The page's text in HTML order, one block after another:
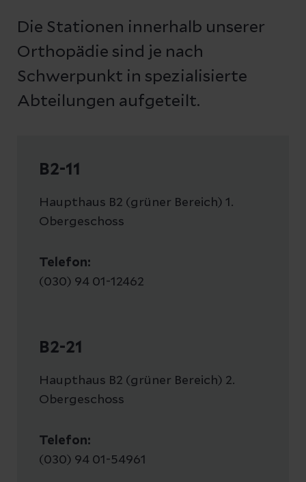
und die Funktion des Knies
wiederhergestellt.
Invalidität führen. In der
Rheumaorthopädie können wir
vorbeugend eingreifen oder
Gelenkfunktionen operativ wieder
herstellen.
Die Stationen innerhalb unserer
Orthopädie sind je nach
Schwerpunkt in spezialisierte
Abteilungen aufgeteilt.
B2-11
Haupthaus B2 (grüner Bereich) 1.
Obergeschoss
Telefon:
(030) 94 01-12462
B2-21
Haupthaus B2 (grüner Bereich) 2.
Obergeschoss
Telefon:
(030) 94 01-54961